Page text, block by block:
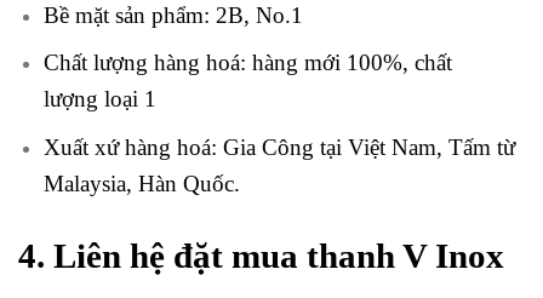
Bề mặt sản phẩm: 2B, No.1
Chất lượng hàng hoá: hàng mới 100%, chất
lượng loại 1
Xuất xứ hàng hoá: Gia Công tại Việt Nam, Tấm từ
Malaysia, Hàn Quốc.
4. Liên hệ đặt mua thanh V Inox